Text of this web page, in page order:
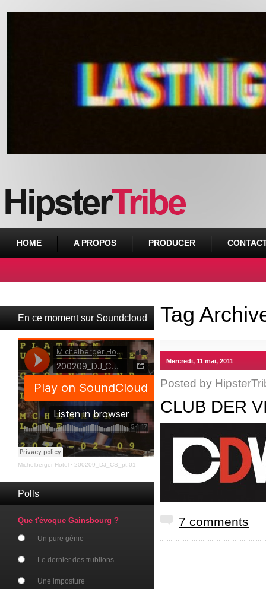
HOME A PROPOS PRODUCER
En ce moment sur Soundcloud
Michelberger Hotel · 200209_DJ_CS_pt.01
Polls
Que t'évoque Gainsbourg ?
Un pure génie
Le dernier des trublions
Une imposture
Tag
Mercredi, 11 mai, 2011
Posted by
CLUB DER
7 comments